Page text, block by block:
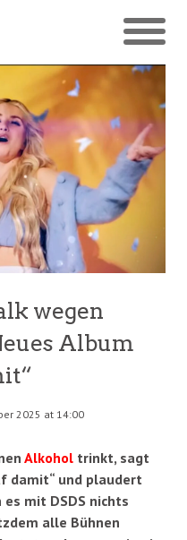
wegen
Album
2025 at 14:00
Alkohol trinkt, sagt
damit“ und plaudert
es mit DSDS nichts
alle Bühnen